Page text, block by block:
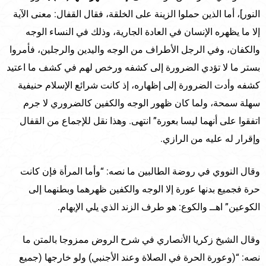
النور]، أما الذين حملوا الزينة على الخلقة، فقال القفال: معنى الآية
إلا ما يظهره الإنسان في العادة الجارية، وذلك في النساء الوجه
والكفان، وفي الرجل الأطراف من الوجه واليدين والرجلين، فأمروا
بستر ما لا تؤدي الضرورة إلى كشفه ورخص لهم في كشف ما اعتيد
كشفه وأدت الضرورة إلى إظهاره، إذ كانت شرائع الإسلام حنيفية
سهلة سمحة، ولما كان ظهور الوجه والكفين كالضروري لا جرم
اتفقوا على أنهما ليسا بعورة” انتهى. وهذا نقل للإجماع من القفال
وإقرار له عليه من الرازي.
وقال النووي في روضة الطالبين ما نصه: “وأما المرأة فإن كانت
حرة فجميع بدنها عورة إلا الوجه والكفين ظهرهما وبطنهما إلى
الكوعين” اهــ والكوع: هو طرف الزند الذي يلي الإبهام.
وقال الشيخ زكريا الأنصاري في شرح الروض ممزوجا بالمتن ما
نصه: “(وعورة الحرة في الصلاة وعند الأجنبي) ولو خارجها (جميع